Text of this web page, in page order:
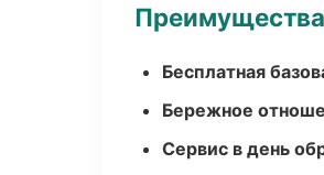
Бесплатная
Бережное
Сервис в день